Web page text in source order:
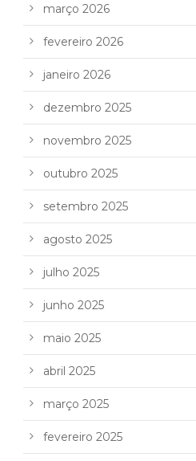
março 2026
fevereiro 2026
janeiro 2026
dezembro 2025
novembro 2025
outubro 2025
setembro 2025
agosto 2025
julho 2025
junho 2025
maio 2025
abril 2025
março 2025
fevereiro 2025